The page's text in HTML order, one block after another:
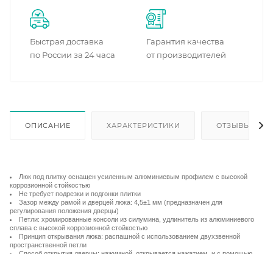
Быстрая доставка
по России за 24 часа
Гарантия качества
от производителей
ОПИСАНИЕ ХАРАКТЕРИСТИКИ ОТЗЫВЫ
Люк под плитку оснащен усиленным алюминиевым профилем с высокой
коррозионной стойкостью
Не требует подрезки и подгонки плитки
Зазор между рамой и дверцей люка: 4,5±1 мм (предназначен для
регулирования положения дверцы)
Петли: хромированные консоли из силумина, удлинитель из алюминиевого
сплава с высокой коррозионной стойкостью
Принцип открывания люка: распашной с использованием двухзвенной
пространственной петли